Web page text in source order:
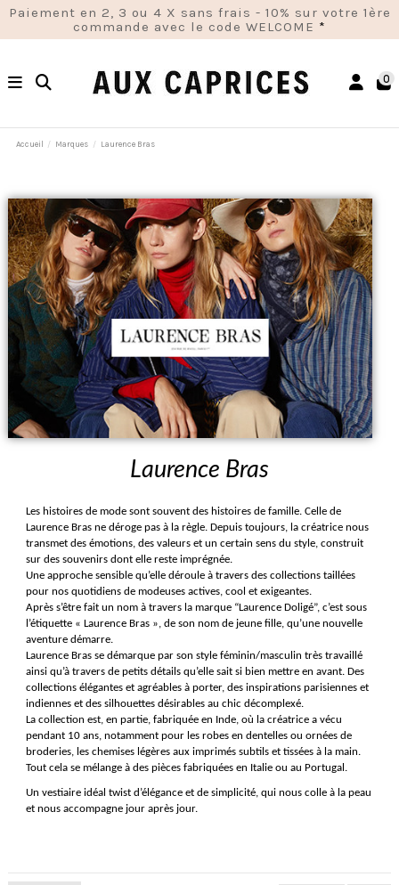
Paiement en 2, 3 ou 4 X sans frais - 10% sur votre 1ère
commande avec le code WELCOME *
0
Accueil Marques Laurence Bras
Laurence Bras
Les histoires de mode sont souvent des histoires de famille. Celle de
Laurence Bras ne déroge pas à la règle. Depuis toujours, la créatrice nous
transmet des émotions, des valeurs et un certain sens du style, construit
sur des souvenirs dont elle reste imprégnée.
Une approche sensible qu’elle déroule à travers des collections taillées
pour nos quotidiens de modeuses actives, cool et exigeantes.
Après s’être fait un nom à travers la marque “Laurence Doligé”, c’est sous
l’étiquette « Laurence Bras », de son nom de jeune fille, qu’une nouvelle
aventure démarre.
Laurence Bras se démarque par son style féminin/masculin très travaillé
ainsi qu’à travers de petits détails qu’elle sait si bien mettre en avant. Des
collections élégantes et agréables à porter, des inspirations parisiennes et
indiennes et des silhouettes désirables au chic décomplexé.
La collection est, en partie, fabriquée en Inde, où la créatrice a vécu
pendant 10 ans, notamment pour les robes en dentelles ou ornées de
broderies, les chemises légères aux imprimés subtils et tissées à la main.
Tout cela se mélange à des pièces fabriquées en Italie ou au Portugal.
Un vestiaire idéal twist d’élégance et de simplicité, qui nous colle à la peau
et nous accompagne jour après jour.